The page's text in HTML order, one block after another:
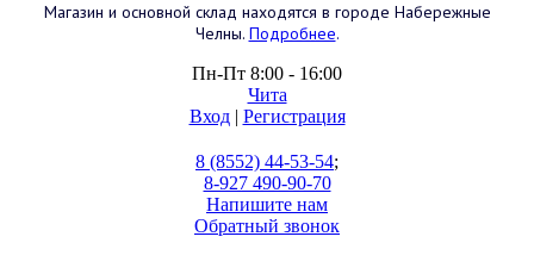
Магазин и основной склад находятся в городе Набережные
Челны. Подробнее.
Пн-Пт 8:00 - 16:00
Чита
Вход| Регистрация
8 (8552) 44-53-54;
8-927 490-90-70
Напишите нам
Обратный звонок